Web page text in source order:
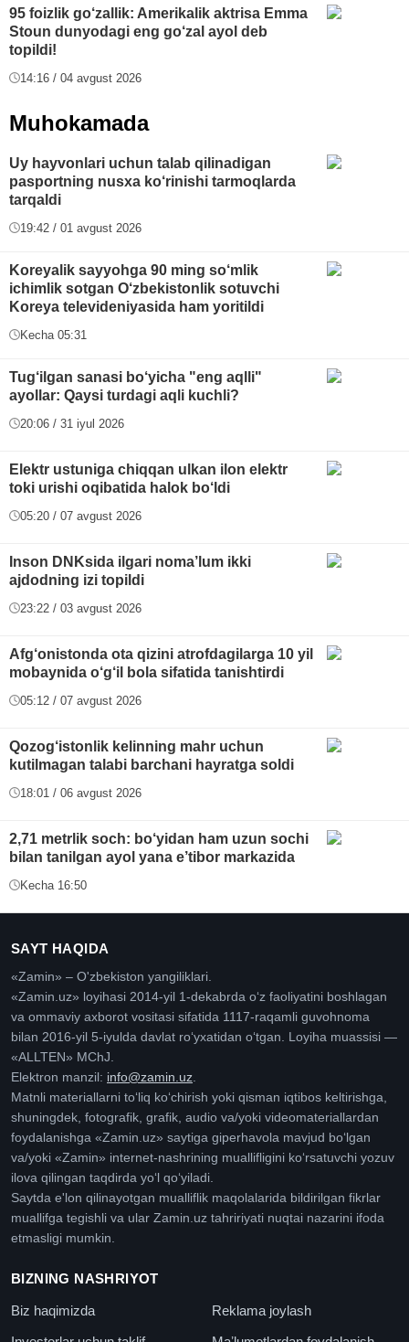
95 foizlik go‘zallik: Amerikalik aktrisa Emma
Stoun dunyodagi eng go‘zal ayol deb
topildi!
14:16 / 04 avgust 2026
Muhokamada
Uy hayvonlari uchun talab qilinadigan
pasportning nusxa ko‘rinishi tarmoqlarda
tarqaldi
19:42 / 01 avgust 2026
Koreyalik sayyohga 90 ming so‘mlik
ichimlik sotgan O‘zbekistonlik sotuvchi
Koreya televideniyasida ham yoritildi
Kecha 05:31
Tug‘ilgan sanasi bo‘yicha "eng aqlli"
ayollar: Qaysi turdagi aqli kuchli?
20:06 / 31 iyul 2026
Elektr ustuniga chiqqan ulkan ilon elektr
toki urishi oqibatida halok bo‘ldi
05:20 / 07 avgust 2026
Inson DNKsida ilgari noma’lum ikki
ajdodning izi topildi
23:22 / 03 avgust 2026
Afg‘onistonda ota qizini atrofdagilarga 10 yil
mobaynida o‘g‘il bola sifatida tanishtirdi
05:12 / 07 avgust 2026
Qozog‘istonlik kelinning mahr uchun
kutilmagan talabi barchani hayratga soldi
18:01 / 06 avgust 2026
2,71 metrlik soch: bo‘yidan ham uzun sochi
bilan tanilgan ayol yana e’tibor markazida
Kecha 16:50
SAYT HAQIDA
«Zamin» – O'zbekiston yangiliklari.
«Zamin.uz» loyihasi 2014-yil 1-dekabrda oʻz faoliyatini boshlagan
va ommaviy axborot vositasi sifatida 1117-raqamli guvohnoma
bilan 2016-yil 5-iyulda davlat roʻyxatidan oʻtgan. Loyiha muassisi —
«ALLTEN» MChJ.
Elektron manzil: info@zamin.uz
Matnli materiallarni toʻliq koʻchirish yoki qisman iqtibos keltirishga,
shuningdek, fotografik, grafik, audio va/yoki videomateriallardan
foydalanishga «Zamin.uz» saytiga giperhavola mavjud boʻlgan
va/yoki «Zamin» internet-nashrining muallifligini koʻrsatuvchi yozuv
ilova qilingan taqdirda yoʻl qoʻyiladi.
Saytda e'lon qilinayotgan mualliflik maqolalarida bildirilgan fikrlar
muallifga tegishli va ular Zamin.uz tahririyati nuqtai nazarini ifoda
etmasligi mumkin.
BIZNING NASHRIYOT
Biz haqimizda
Reklama joylash